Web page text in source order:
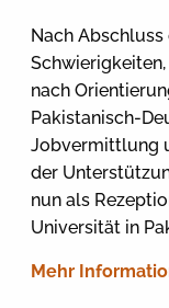
Nach
nach
Pakistanisch-
Jobvermittlung
der
nun als
Universität in
Mehr